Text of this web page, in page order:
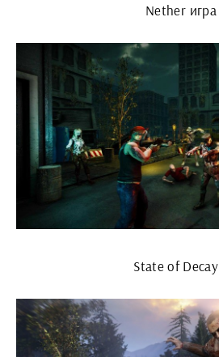
Nether игра
State of